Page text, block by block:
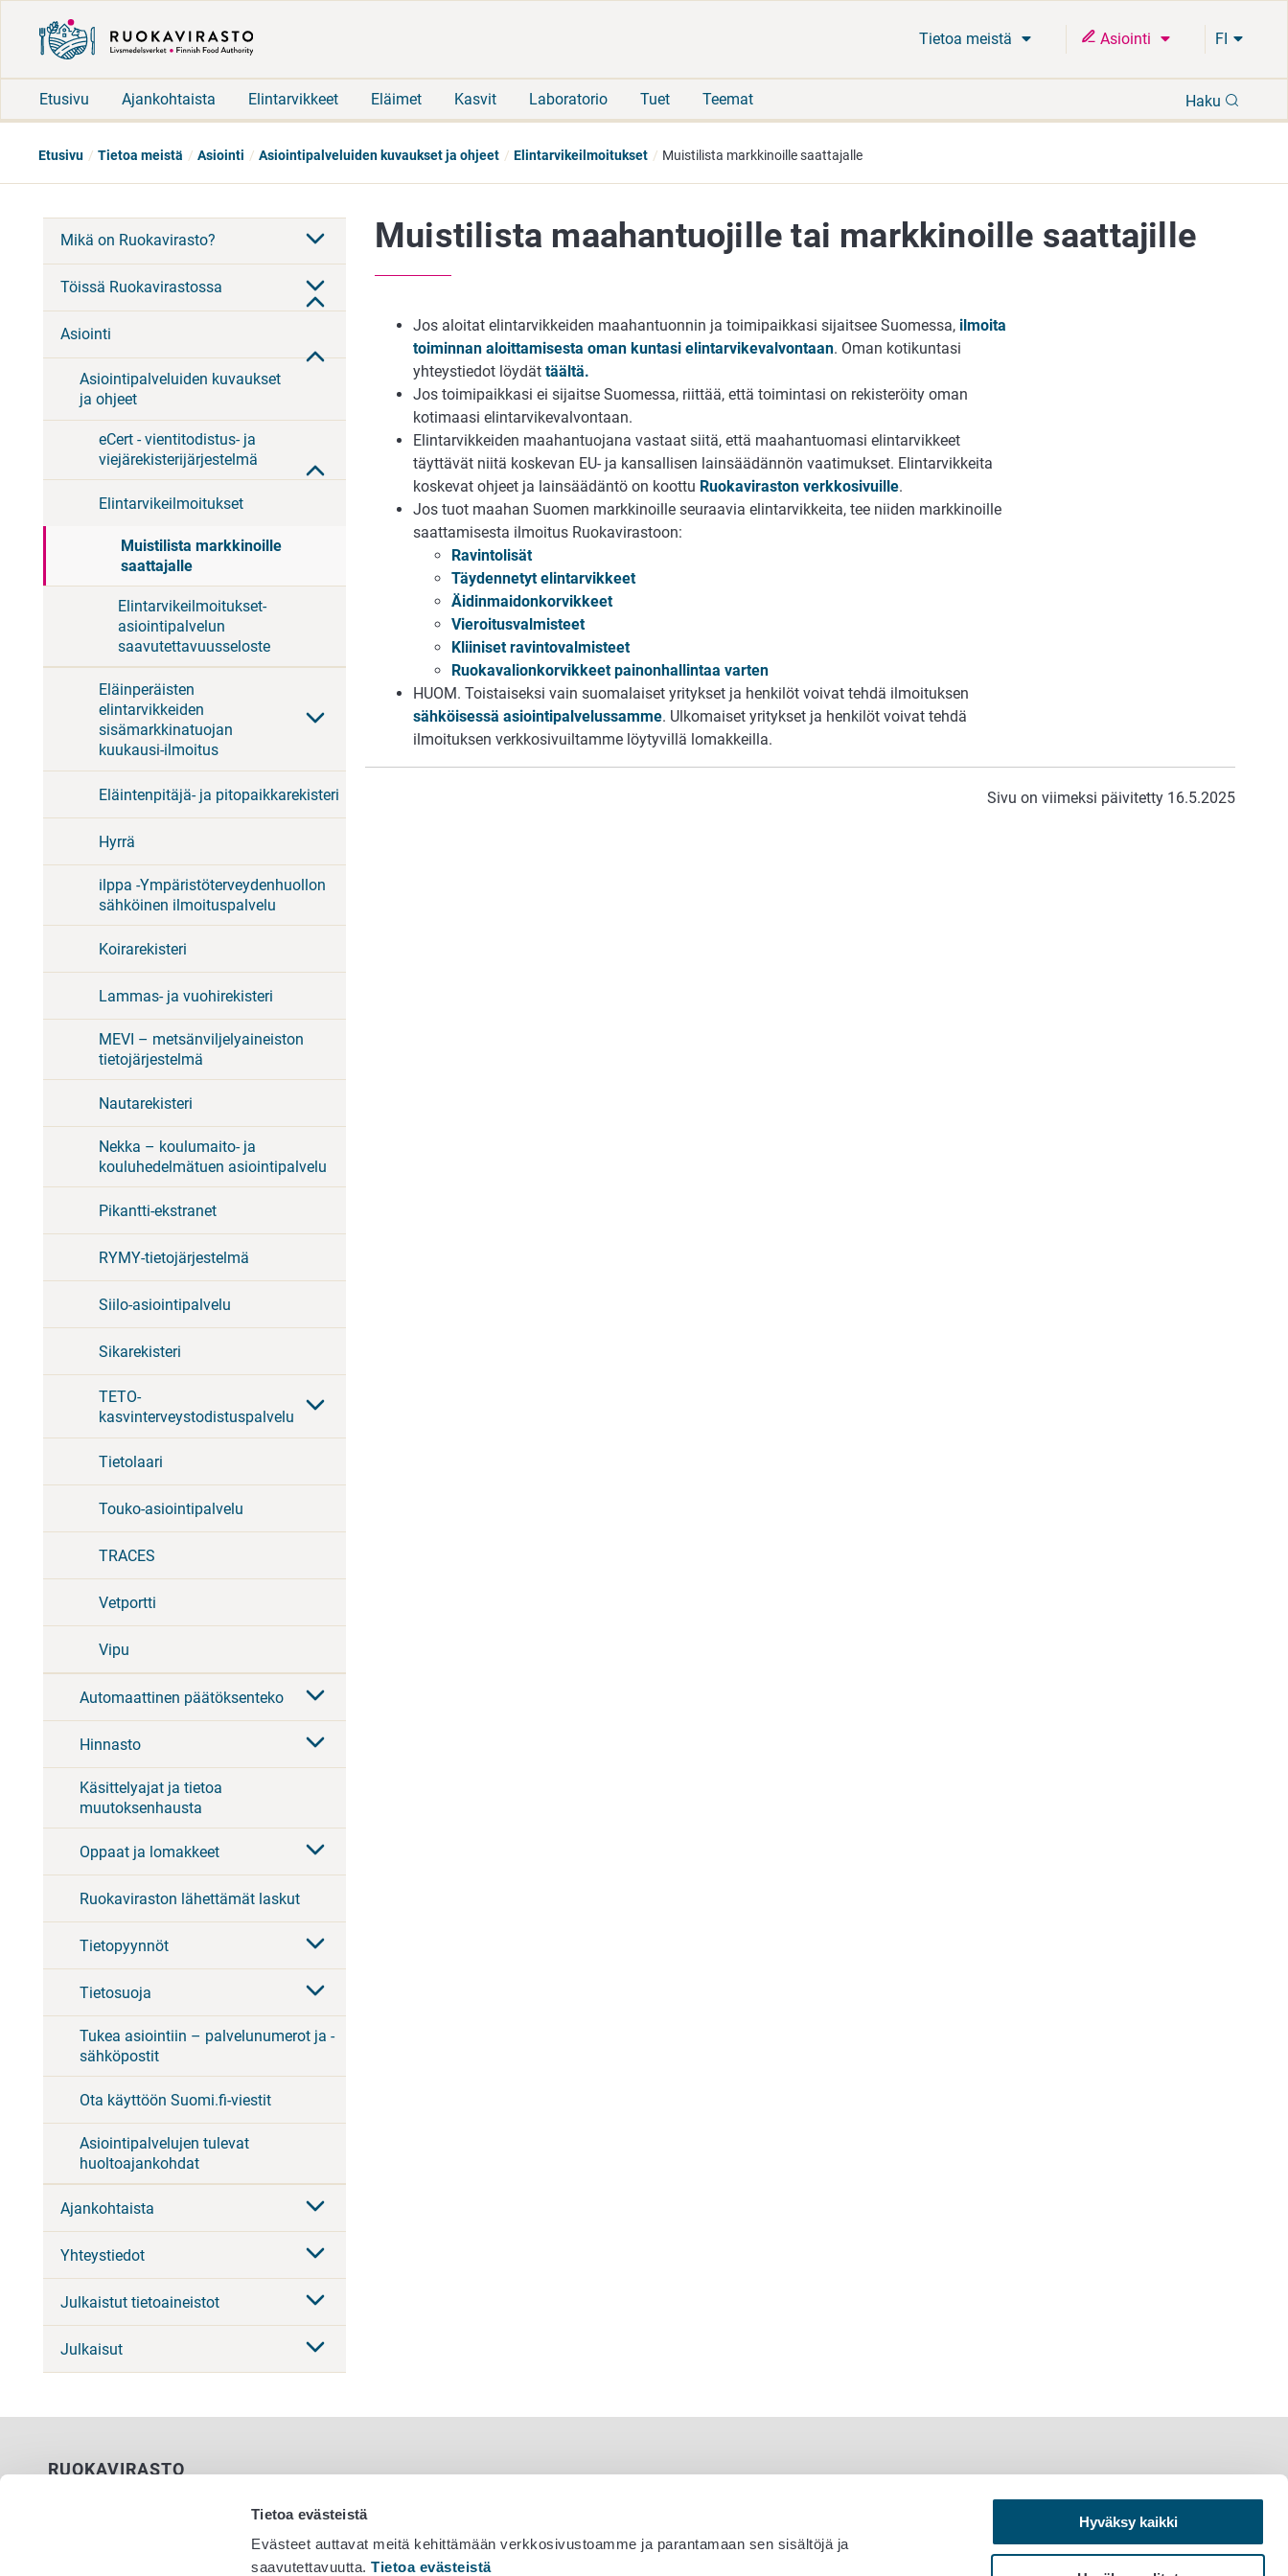
Tietoa evästeistä
Evästeet auttavat meitä kehittämään verkkosivustoamme ja parantamaan sen sisältöjä ja
saavutettavuutta.Tietoa evästeistä
Hyväksy kaikki
Tietoa meistä Asiointi FI
Etusivu Ajankohtaista Elintarvikkeet Eläimet Kasvit Laboratorio Tuet Teemat Haku
Etusivu Tietoa meistä Asiointi Asiointipalveluiden kuvaukset ja ohjeet Elintarvikeilmoitukset Muistilista markkinoille saattajalle
Mikä on Ruokavirasto?
Töissä Ruokavirastossa
Asiointi
Asiointipalveluiden kuvaukset
ja ohjeet
eCert - vientitodistus- ja
viejärekisterijärjestelmä
Elintarvikeilmoitukset
Muistilista markkinoille
saattajalle
Elintarvikeilmoitukset-
asiointipalvelun
saavutettavuusseloste
Eläinperäisten
elintarvikkeiden
sisämarkkinatuojan
kuukausi-ilmoitus
Eläintenpitäjä- ja pitopaikkarekisteri
Hyrrä
ilppa -Ympäristöterveydenhuollon
sähköinen ilmoituspalvelu
Koirarekisteri
Lammas- ja vuohirekisteri
MEVI – metsänviljelyaineiston
tietojärjestelmä
Nautarekisteri
Nekka – koulumaito- ja
kouluhedelmätuen asiointipalvelu
Pikantti-ekstranet
RYMY-tietojärjestelmä
Siilo-asiointipalvelu
Sikarekisteri
TETO-
kasvinterveystodistuspalvelu
Tietolaari
Touko-asiointipalvelu
TRACES
Vetportti
Vipu
Automaattinen päätöksenteko
Hinnasto
Käsittelyajat ja tietoa
muutoksenhausta
Oppaat ja lomakkeet
Ruokaviraston lähettämät laskut
Tietopyynnöt
Tietosuoja
Tukea asiointiin – palvelunumerot ja -
sähköpostit
Ota käyttöön Suomi.fi-viestit
Asiointipalvelujen tulevat
huoltoajankohdat
Ajankohtaista
Yhteystiedot
Julkaistut tietoaineistot
Julkaisut
Muistilista maahantuojille tai markkinoille saattajille
Jos aloitat elintarvikkeiden maahantuonnin ja toimipaikkasi sijaitsee Suomessa, ilmoita
toiminnan aloittamisesta oman kuntasi elintarvikevalvontaan. Oman kotikuntasi
yhteystiedot löydät täältä.
Jos toimipaikkasi ei sijaitse Suomessa, riittää, että toimintasi on rekisteröity oman
kotimaasi elintarvikevalvontaan.
Elintarvikkeiden maahantuojana vastaat siitä, että maahantuomasi elintarvikkeet
täyttävät niitä koskevan EU- ja kansallisen lainsäädännön vaatimukset. Elintarvikkeita
koskevat ohjeet ja lainsäädäntö on koottu Ruokaviraston verkkosivuille.
Jos tuot maahan Suomen markkinoille seuraavia elintarvikkeita, tee niiden markkinoille
saattamisesta ilmoitus Ruokavirastoon:
Ravintolisät
Täydennetyt elintarvikkeet
Äidinmaidonkorvikkeet
Vieroitusvalmisteet
Kliiniset ravintovalmisteet
Ruokavalionkorvikkeet painonhallintaa varten
HUOM. Toistaiseksi vain suomalaiset yritykset ja henkilöt voivat tehdä ilmoituksen
sähköisessä asiointipalvelussamme. Ulkomaiset yritykset ja henkilöt voivat tehdä
ilmoituksen verkkosivuiltamme löytyvillä lomakkeilla.
Sivu on viimeksi päivitetty 16.5.2025
RUOKAVIRASTO